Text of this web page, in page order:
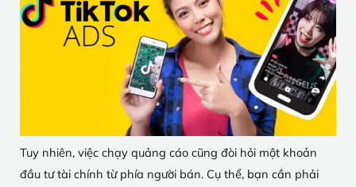
Tuy nhiên, việc chạy quảng cáo cũng đòi hỏi một khoản
đầu tư tài chính từ phía người bán. Cụ thể, bạn cần phải